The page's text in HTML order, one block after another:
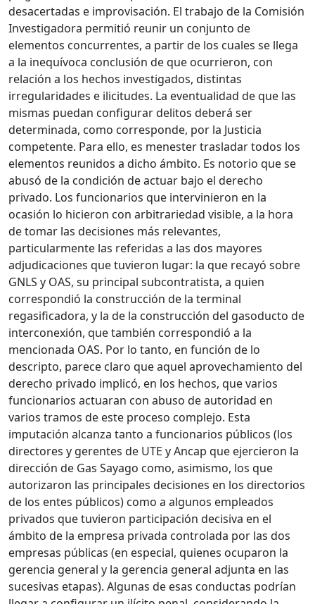
desacertadas e improvisación. El trabajo de la Comisión
Investigadora permitió reunir un conjunto de
elementos concurrentes, a partir de los cuales se llega
a la inequívoca conclusión de que ocurrieron, con
relación a los hechos investigados, distintas
irregularidades e ilicitudes. La eventualidad de que las
mismas puedan configurar delitos deberá ser
determinada, como corresponde, por la Justicia
competente. Para ello, es menester trasladar todos los
elementos reunidos a dicho ámbito. Es notorio que se
abusó de la condición de actuar bajo el derecho
privado. Los funcionarios que intervinieron en la
ocasión lo hicieron con arbitrariedad visible, a la hora
de tomar las decisiones más relevantes,
particularmente las referidas a las dos mayores
adjudicaciones que tuvieron lugar: la que recayó sobre
GNLS y OAS, su principal subcontratista, a quien
correspondió la construcción de la terminal
regasificadora, y la de la construcción del gasoducto de
interconexión, que también correspondió a la
mencionada OAS. Por lo tanto, en función de lo
descripto, parece claro que aquel aprovechamiento del
derecho privado implicó, en los hechos, que varios
funcionarios actuaran con abuso de autoridad en
varios tramos de este proceso complejo. Esta
imputación alcanza tanto a funcionarios públicos (los
directores y gerentes de UTE y Ancap que ejercieron la
dirección de Gas Sayago como, asimismo, los que
autorizaron las principales decisiones en los directorios
de los entes públicos) como a algunos empleados
privados que tuvieron participación decisiva en el
ámbito de la empresa privada controlada por las dos
empresas públicas (en especial, quienes ocuparon la
gerencia general y la gerencia general adjunta en las
sucesivas etapas). Algunas de esas conductas podrían